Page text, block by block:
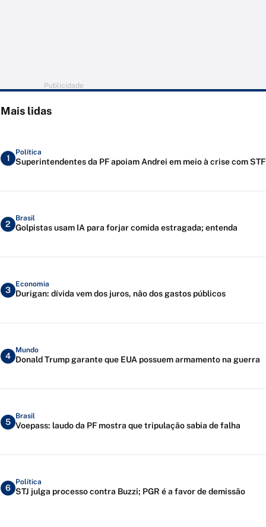
Publicidade
Mais lidas
1
Política
Superintendentes da PF apoiam Andrei em meio à crise com STF
2
Brasil
Golpistas usam IA para forjar comida estragada; entenda
3
Economia
Durigan: dívida vem dos juros, não dos gastos públicos
4
Mundo
Donald Trump garante que EUA possuem armamento na guerra
5
Brasil
Voepass: laudo da PF mostra que tripulação sabia de falha
6
Política
STJ julga processo contra Buzzi; PGR é a favor de demissão